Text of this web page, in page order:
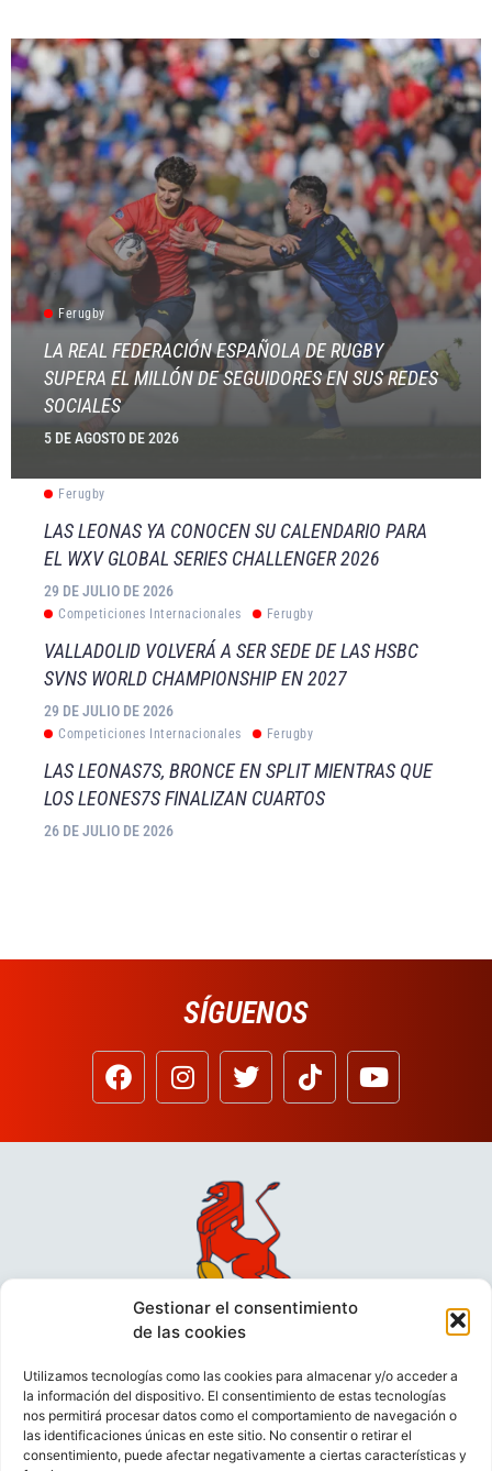
Gestionar el consentimiento
de las cookies
Utilizamos tecnologías como las cookies para almacenar y/o acceder a
la información del dispositivo. El consentimiento de estas tecnologías
nos permitirá procesar datos como el comportamiento de navegación o
las identificaciones únicas en este sitio. No consentir o retirar el
consentimiento, puede afectar negativamente a ciertas características y
Ferugby
LA REAL FEDERACIÓN ESPAÑOLA DE RUGBY
SUPERA EL MILLÓN DE SEGUIDORES EN SUS REDES
SOCIALES
5 DE AGOSTO DE 2026
Ferugby
LAS LEONAS YA CONOCEN SU CALENDARIO PARA
EL WXV GLOBAL SERIES CHALLENGER 2026
29 DE JULIO DE 2026
Competiciones Internacionales Ferugby
VALLADOLID VOLVERÁ A SER SEDE DE LAS HSBC
SVNS WORLD CHAMPIONSHIP EN 2027
29 DE JULIO DE 2026
Competiciones Internacionales Ferugby
LAS LEONAS7S, BRONCE EN SPLIT MIENTRAS QUE
LOS LEONES7S FINALIZAN CUARTOS
26 DE JULIO DE 2026
SÍGUENOS